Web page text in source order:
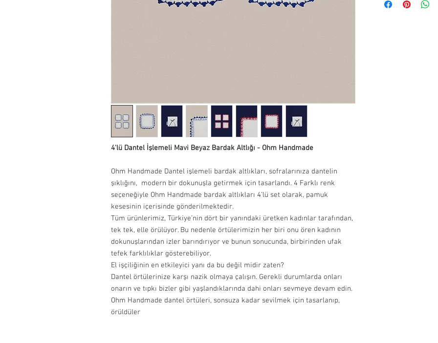
4'lü Dantel İşlemeli Mavi Beyaz Bardak Altlığı - Ohm Handmade
Ohm Handmade Dantel işlemeli bardak altlıkları, sofralarınıza dantelin
şıklığını, modern bir dokunuşla getirmek için tasarlandı. 4 Farklı renk
seçeneğiyle Ohm Handmade bardak altlıkları 4'lü set olarak, pamuk
kesesinin içerisinde gönderilmektedir.
Tüm ürünlerimiz, Türkiye’nin dört bir yanındaki üretken kadınlar tarafından,
tek tek, elle örülüyor. Bu nedenle örtülerimizin her biri onu ören kadının
dokunuşlarından izler barındırıyor ve bunun sonucunda, birbirinden ufak
tefek farklılıklar gösterebiliyor.
El işçiliğinin en etkileyici yanı da bu değil midir zaten?
Dantel örtülerinize karşı nazik olmaya çalışın. Gerekli durumlarda onları
onarın ve tıpkı bizler gibi yaşlandıklarında dahi onları sevmeye devam edin.
Ohm Handmade dantel örtüleri, sonsuza kadar sevilmek için tasarlanıp,
örüldüler
verildiğinde kargo
teslim alınabilir.